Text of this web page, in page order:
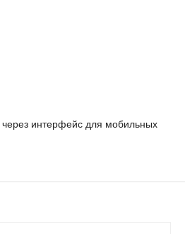
через интерфейс для мобильных